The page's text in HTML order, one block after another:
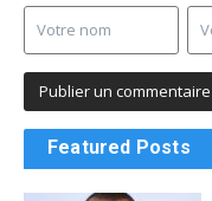
Featured Posts